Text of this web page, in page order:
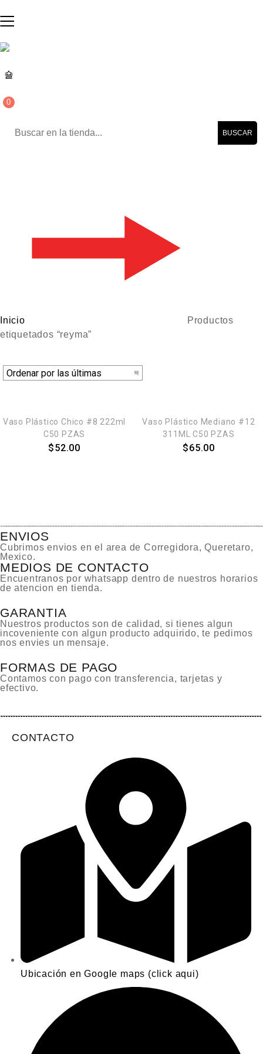
0
BUSCAR
Inicio
Productos
etiquetados “reyma”
Vaso Plástico Chico #8 222ml
C50 PZAS
$52.00
Vaso Plástico Mediano #12
311ML C50 PZAS
$65.00
ENVIOS
Cubrimos envios en el area de Corregidora, Queretaro,
Mexico.
MEDIOS DE CONTACTO
Encuentranos por whatsapp dentro de nuestros horarios
de atencion en tienda.
GARANTIA
Nuestros productos son de calidad, si tienes algun
incoveniente con algun producto adquirido, te pedimos
nos envies un mensaje.
FORMAS DE PAGO
Contamos con pago con transferencia, tarjetas y
efectivo.
CONTACTO
Ubicación en Google maps (click aqui)